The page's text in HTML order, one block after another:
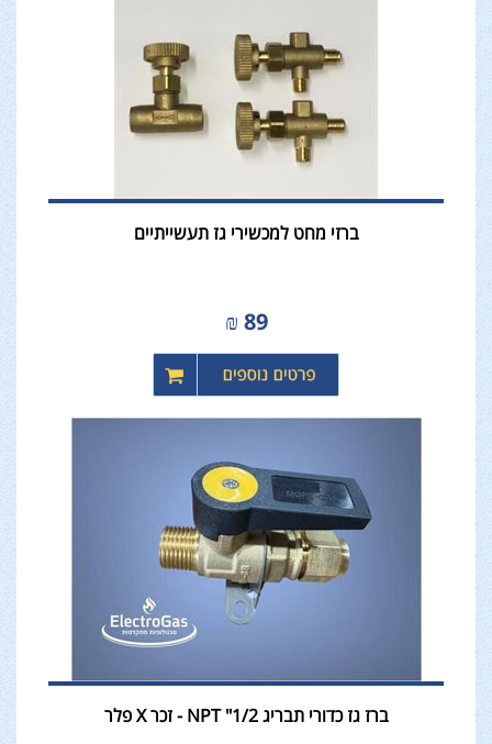
ברזי מחט למכשירי גז תעשייתיים
89
₪
ברז גז כדורי תבריג NPT "1/2 - זכר X פלר